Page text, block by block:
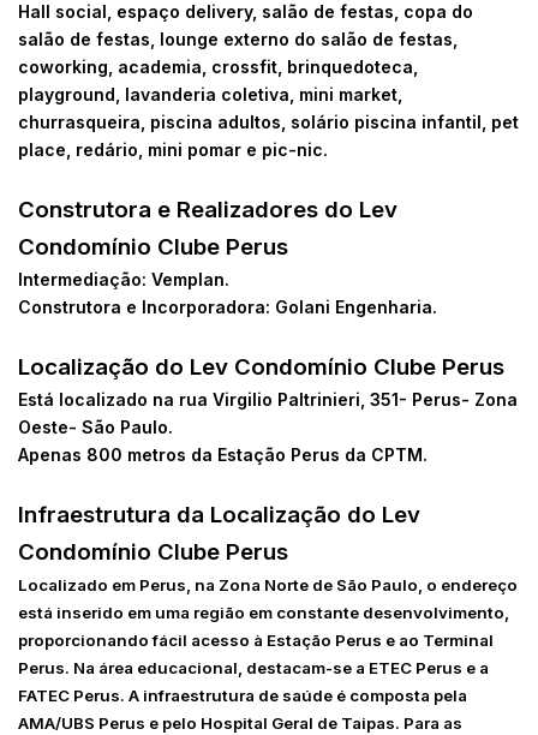
Hall social, espaço delivery, salão de festas, copa do
salão de festas, lounge externo do salão de festas,
coworking, academia, crossfit, brinquedoteca,
playground, lavanderia coletiva, mini market,
churrasqueira, piscina adultos, solário piscina infantil, pet
place, redário, mini pomar e pic-nic.
Construtora e Realizadores do Lev
Condomínio Clube Perus
Intermediação: Vemplan.
Construtora e Incorporadora: Golani Engenharia.
Localização do Lev Condomínio Clube Perus
Está localizado na rua Virgilio Paltrinieri, 351- Perus- Zona
Oeste- São Paulo.
Apenas 800 metros da Estação Perus da CPTM.
Infraestrutura da Localização do Lev
Condomínio Clube Perus
Localizado em Perus, na Zona Norte de São Paulo, o endereço
está inserido em uma região em constante desenvolvimento,
proporcionando fácil acesso à Estação Perus e ao Terminal
Perus. Na área educacional, destacam-se a ETEC Perus e a
FATEC Perus. A infraestrutura de saúde é composta pela
AMA/UBS Perus e pelo Hospital Geral de Taipas. Para as